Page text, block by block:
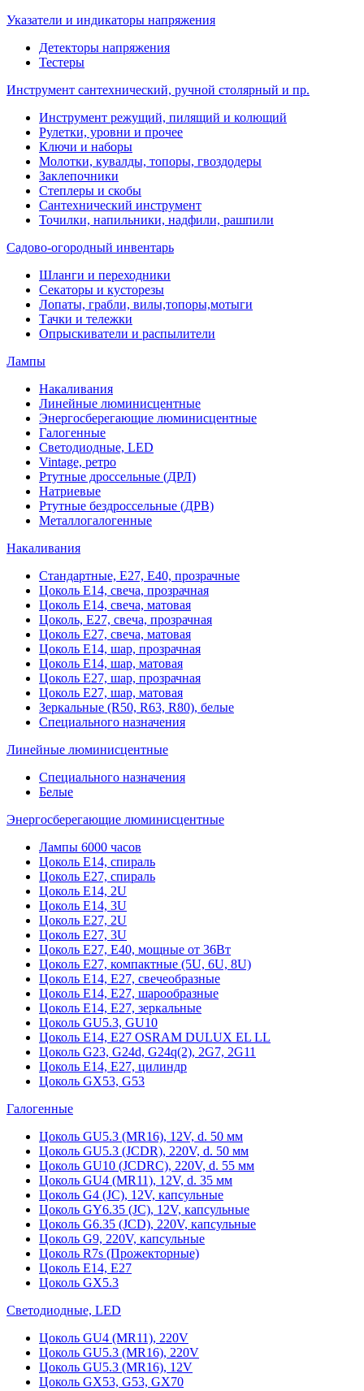
Указатели и индикаторы напряжения
Детекторы напряжения
Тестеры
Инструмент сантехнический, ручной столярный и пр.
Инструмент режущий, пилящий и колющий
Рулетки, уровни и прочее
Ключи и наборы
Молотки, кувалды, топоры, гвоздодеры
Заклепочники
Степлеры и скобы
Сантехнический инструмент
Точилки, напильники, надфили, рашпили
Садово-огородный инвентарь
Шланги и переходники
Секаторы и кусторезы
Лопаты, грабли, вилы,топоры,мотыги
Тачки и тележки
Опрыскиватели и распылители
Лампы
Накаливания
Линейные люминисцентные
Энергосберегающие люминисцентные
Галогенные
Светодиодные, LED
Vintage, ретро
Ртутные дроссельные (ДРЛ)
Натриевые
Ртутные бездроссельные (ДРВ)
Металлогалогенные
Накаливания
Стандартные, Е27, Е40, прозрачные
Цоколь Е14, свеча, прозрачная
Цоколь Е14, свеча, матовая
Цоколь, Е27, свеча, прозрачная
Цоколь Е27, свеча, матовая
Цоколь Е14, шар, прозрачная
Цоколь Е14, шар, матовая
Цоколь Е27, шар, прозрачная
Цоколь Е27, шар, матовая
Зеркальные (R50, R63, R80), белые
Специального назначения
Линейные люминисцентные
Специального назначения
Белые
Энергосберегающие люминисцентные
Лампы 6000 часов
Цоколь Е14, спираль
Цоколь Е27, спираль
Цоколь Е14, 2U
Цоколь Е14, 3U
Цоколь Е27, 2U
Цоколь Е27, 3U
Цоколь Е27, Е40, мощные от 36Вт
Цоколь Е27, компактные (5U, 6U, 8U)
Цоколь Е14, Е27, свечеобразные
Цоколь Е14, Е27, шарообразные
Цоколь Е14, Е27, зеркальные
Цоколь GU5.3, GU10
Цоколь Е14, Е27 OSRAM DULUX EL LL
Цоколь G23, G24d, G24q(2), 2G7, 2G11
Цоколь Е14, Е27, цилиндр
Цоколь GX53, G53
Галогенные
Цоколь GU5.3 (MR16), 12V, d. 50 мм
Цоколь GU5.3 (JCDR), 220V, d. 50 мм
Цоколь GU10 (JCDRC), 220V, d. 55 мм
Цоколь GU4 (MR11), 12V, d. 35 мм
Цоколь G4 (JC), 12V, капсульные
Цоколь GY6.35 (JC), 12V, капсульные
Цоколь G6.35 (JCD), 220V, капсульные
Цоколь G9, 220V, капсульные
Цоколь R7s (Прожекторные)
Цоколь E14, E27
Цоколь GX5.3
Светодиодные, LED
Цоколь GU4 (MR11), 220V
Цоколь GU5.3 (MR16), 220V
Цоколь GU5.3 (MR16), 12V
Цоколь GX53, G53, GX70